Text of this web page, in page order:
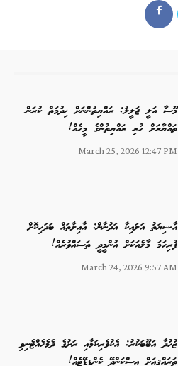
މޫސާ އަލީ ޖަލީލު: ރައްޔިތުންނަށް ޚިދުމަތް ކުރަން
ތައްޔާރަށް ހުރި ރައްޔިތުންގެ މީހެއް!
March 25, 2026 12:47 PM
އާޝިޔަތު އަލައިކާ އަދުނާން: އާއިލާތައް ބަދަހިކޮށް
ފުރިހަމަ މާލެއަކަށް އުންމީދީ ތަސައްވުރެއް!
March 24, 2026 9:57 AM
ޒުހުދާ އަބޫބަކުރު: އެކުވެރިކަމާއި ރަށުގެ ދެމެހެއްޓެނިވި
ތަރައްޤީއަށް އިސްކަންދޭ ކެންޑިޑޭޓެއް!